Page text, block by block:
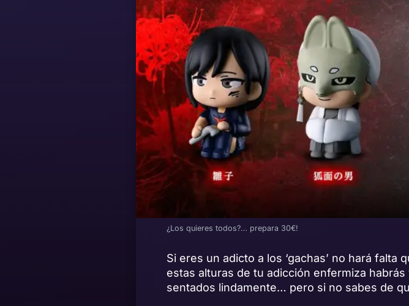
¿Los quieres todos?… prepara 30€!
Si eres un adicto a los ‘gachas’ no hará falta
estas alturas de tu adicción enfermiza
sentados lindamente… pero si no sabes de